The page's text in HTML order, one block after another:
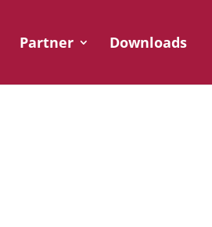
Partner Downloads